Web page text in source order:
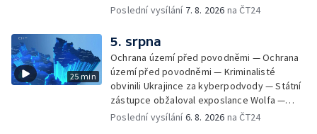
vody ke koupání — Zavlažování zeleniny v
Kempování v horkém počasí — Výběr ze
sociálních sítí Události Ostrava — Zkoumání
horka na zastávkách MHD — Promítání filmu
Odyssea z 35 mm pásu
Poslední vysílání 7. 8. 2026 na ČT24
25 min
5. srpna
Ochrana území před povodněmi — Ochrana
území před povodněmi — Kriminalisté
obvinili Ukrajince za kyberpodvody — Státní
zástupce obžaloval exposlance Wolfa —
Péče o hospodářská zvířata ve vedrech —
Poslední vysílání6. 8. 2026 na ČT24